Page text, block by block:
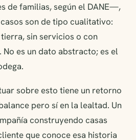
de familias, según el DANE—,
son de tipo cualitativo:
sin servicios o con
es un dato abstracto; es el
sobre esto tiene un retorno
pero sí en la lealtad. Un
construyendo casas
que conoce esa historia